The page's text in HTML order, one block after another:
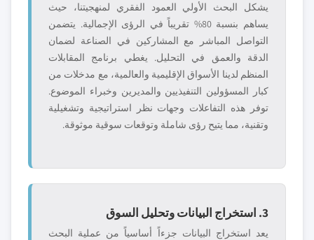
يشكل البحث الأولي العمود الفقري لمنهجيتنا، حيث
يساهم بنسبة 80% تقريباً في الرؤى الإجمالية. يتضمن
التواصل المباشر مع المشاركين في الصناعة لضمان
الدقة والعمق في التحليل. يغطي برنامج المقابلات
المنظم لدينا الأسواق الإقليمية والعالمية، مع مدخلات من
كبار المسؤولين التنفيذيين والمديرين وخبراء الموضوع.
توفر هذه التفاعلات وجهات نظر استراتيجية وتشغيلية
وتقنية، مما يتيح رؤى شاملة وتوقعات سوقية موثوقة.
3. استخراج البيانات وتحليل السوق
يعد استخراج البيانات جزءاً أساسياً من عملية البحث